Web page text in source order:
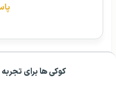
کوکی ها برای
مشــاوره اولیه رایگان: ۰۲۱ ۴۳۰۰۰ ۰۲۱
آموزش رایگان زبان !